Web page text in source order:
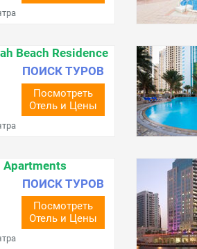
Beach Residence
ПОИСК ТУРОВ
Посмотреть
Отель и Цены
Apartments
ПОИСК ТУРОВ
Посмотреть
Отель и Цены